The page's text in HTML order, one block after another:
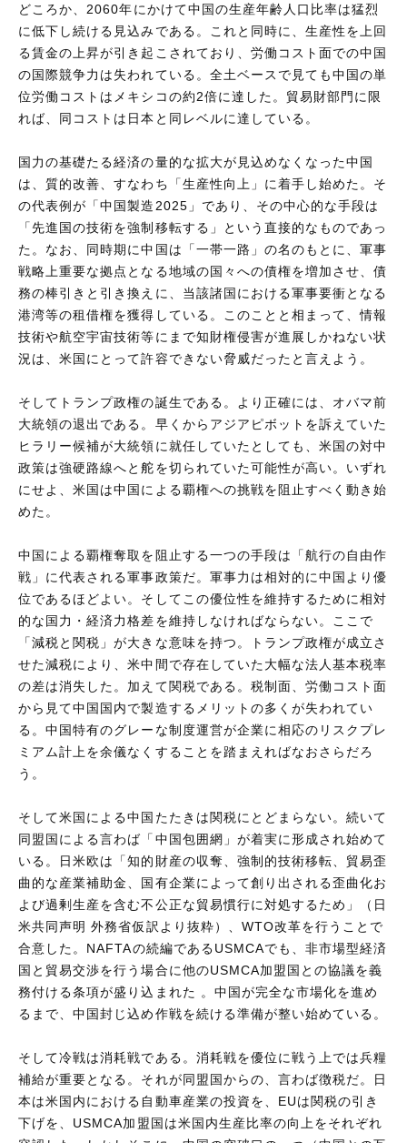
どころか、2060年にかけて中国の生産年齢人口比率は猛烈
に低下し続ける見込みである。これと同時に、生産性を上回
る賃金の上昇が引き起こされており、労働コスト面での中国
の国際競争力は失われている。全土ベースで見ても中国の単
位労働コストはメキシコの約2倍に達した。貿易財部門に限
れば、同コストは日本と同レベルに達している。
国力の基礎たる経済の量的な拡大が見込めなくなった中国
は、質的改善、すなわち「生産性向上」に着手し始めた。そ
の代表例が「中国製造2025」であり、その中心的な手段は
「先進国の技術を強制移転する」という直接的なものであっ
た。なお、同時期に中国は「一帯一路」の名のもとに、軍事
戦略上重要な拠点となる地域の国々への債権を増加させ、債
務の棒引きと引き換えに、当該諸国における軍事要衝となる
港湾等の租借権を獲得している。このことと相まって、情報
技術や航空宇宙技術等にまで知財権侵害が進展しかねない状
況は、米国にとって許容できない脅威だったと言えよう。
そしてトランプ政権の誕生である。より正確には、オバマ前
大統領の退出である。早くからアジアピボットを訴えていた
ヒラリー候補が大統領に就任していたとしても、米国の対中
政策は強硬路線へと舵を切られていた可能性が高い。いずれ
にせよ、米国は中国による覇権への挑戦を阻止すべく動き始
めた。
中国による覇権奪取を阻止する一つの手段は「航行の自由作
戦」に代表される軍事政策だ。軍事力は相対的に中国より優
位であるほどよい。そしてこの優位性を維持するために相対
的な国力・経済力格差を維持しなければならない。ここで
「減税と関税」が大きな意味を持つ。トランプ政権が成立さ
せた減税により、米中間で存在していた大幅な法人基本税率
の差は消失した。加えて関税である。税制面、労働コスト面
から見て中国国内で製造するメリットの多くが失われてい
る。中国特有のグレーな制度運営が企業に相応のリスクプレ
ミアム計上を余儀なくすることを踏まえればなおさらだろ
う。
そして米国による中国たたきは関税にとどまらない。続いて
同盟国による言わば「中国包囲網」が着実に形成され始めて
いる。日米欧は「知的財産の収奪、強制的技術移転、貿易歪
曲的な産業補助金、国有企業によって創り出される歪曲化お
よび過剰生産を含む不公正な貿易慣行に対処するため」（日
米共同声明 外務省仮訳より抜粋）、WTO改革を行うことで
合意した。NAFTAの続編であるUSMCAでも、非市場型経済
国と貿易交渉を行う場合に他のUSMCA加盟国との協議を義
務付ける条項が盛り込まれた 。中国が完全な市場化を進め
るまで、中国封じ込め作戦を続ける準備が整い始めている。
そして冷戦は消耗戦である。消耗戦を優位に戦う上では兵糧
補給が重要となる。それが同盟国からの、言わば徴税だ。日
本は米国内における自動車産業の投資を、EUは関税の引き
下げを、USMCA加盟国は米国内生産比率の向上をそれぞれ